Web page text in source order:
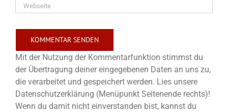
Mit der Nutzung der Kommentarfunktion stimmst du
der Übertragung deiner eingegebenen Daten an uns zu,
die verarbeitet und gespeichert werden. Lies unsere
Datenschutzerklärung (Menüpunkt Seitenende rechts)!
Wenn du damit nicht einverstanden bist, kannst du